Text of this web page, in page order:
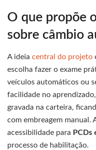
O que propõe
sobre câmbio
A ideia central do projeto
escolha fazer o exame
veículos automáticos ou
facilidade no
gravada na carteira,
com embreagem manual.
acessibilidade para PCDs
processo de habilitação.